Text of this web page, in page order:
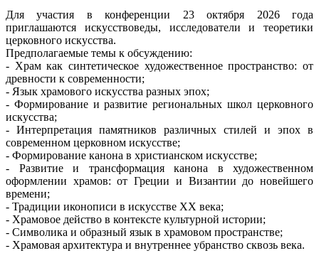
Для участия в конференции 23 октября 2026 года
приглашаются искусствоведы, исследователи и теоретики
церковного искусства.
Предполагаемые темы к обсуждению:
- Храм как синтетическое художественное пространство: от
древности к современности;
- Язык храмового искусства разных эпох;
- Формирование и развитие региональных школ церковного
искусства;
- Интерпретация памятников различных стилей и эпох в
современном церковном искусстве;
- Формирование канона в христианском искусстве;
- Развитие и трансформация канона в художественном
оформлении храмов: от Греции и Византии до новейшего
времени;
- Традиции иконописи в искусстве XX века;
- Храмовое действо в контексте культурной истории;
- Символика и образный язык в храмовом пространстве;
- Храмовая архитектура и внутреннее убранство сквозь века.